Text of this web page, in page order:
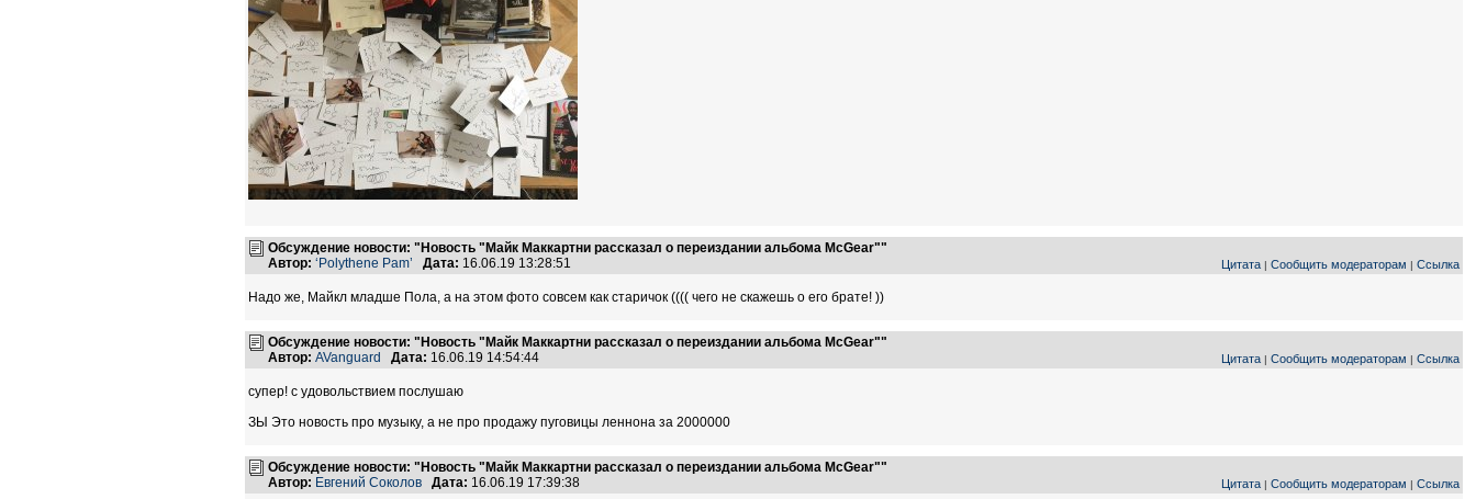
Обсуждение новости: "Новость "Майк Маккартни рассказал о переиздании альбома McGear""
Автор: ‘Polythene Pam’ Дата: 16.06.19 13:28:51 Цитата | Сообщить модераторам | Ссылка
Надо же, Майкл младше Пола, а на этом фото совсем как старичок (((( чего не скажешь о его брате! ))
Обсуждение новости: "Новость "Майк Маккартни рассказал о переиздании альбома McGear""
Автор: AVanguard Дата: 16.06.19 14:54:44 Цитата | Сообщить модераторам | Ссылка
супер! с удовольствием послушаю
ЗЫ Это новость про музыку, а не про продажу пуговицы леннона за 2000000
Обсуждение новости: "Новость "Майк Маккартни рассказал о переиздании альбома McGear""
Автор: Евгений Соколов Дата: 16.06.19 17:39:38 Цитата | Сообщить модераторам | Ссылка